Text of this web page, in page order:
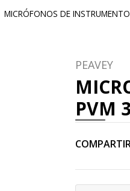
MICRÓFONOS DE
PEAVEY
PVM